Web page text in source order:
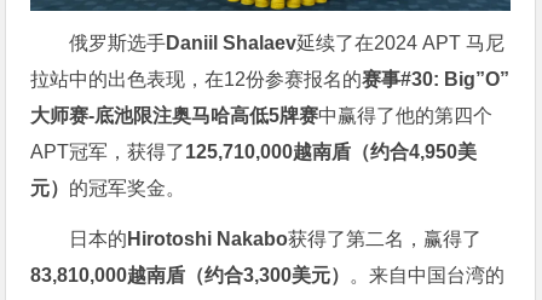
俄罗斯选手Daniil Shalaev延续了在2024 APT 马尼
拉站中的出色表现，在12份参赛报名的赛事#30: Big”O”
大师赛-底池限注奥马哈高低5牌赛中赢得了他的第四个
APT冠军，获得了125,710,000越南盾（约合4,950美
元） 的冠军奖金。
日本的 Hirotoshi Nakabo获得了第二名，赢得了
83,810,000越南盾（约合3,300美元） 。来自中国台湾的